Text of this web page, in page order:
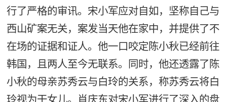
行了严格的审讯。宋小军应对自如，坚称自己与
西山矿案无关，案发当天他在家中，并提供了不
在场的证据和证人。他一口咬定陈小秋已经前往
韩国，且两人至今无联系。同时，他还透露了陈
小秋的母亲苏秀云与白玲的关系，称苏秀云将白
玲视为干女儿。肖庆东对宋小军进行了深入的盘